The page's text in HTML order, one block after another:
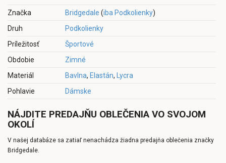
Značka Bridgedale (iba Podkolienky)
Druh
Podkolienky
Príležitosť
Športové
Obdobie
Zimné
Materiál
Bavlna, Elastán,
Lycra
Pohlavie
Dámske
NÁJDITE PREDAJŇU OBLEČENIA VO SVOJOM
OKOLÍ
V našej databáze sa zatiaľ nenachádza žiadna predajňa oblečenia značky
Bridgedale.